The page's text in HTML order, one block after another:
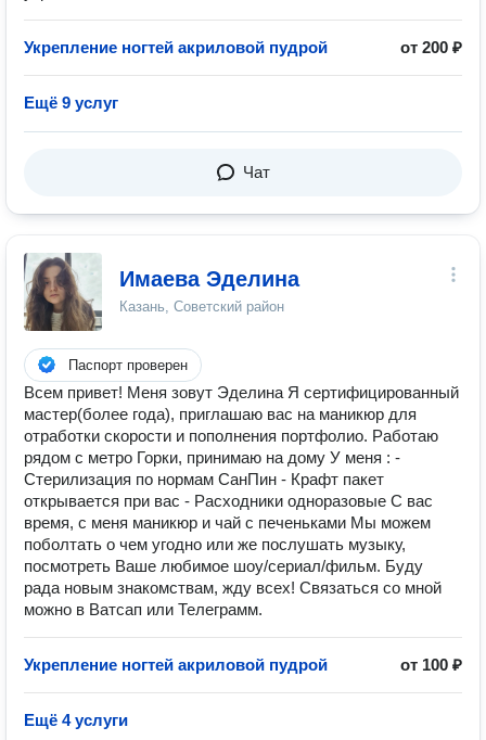
Укрепление ногтей акриловой пудрой от 200 ₽
Ещё 9 услуг
Чат
Имаева Эделина
Казань, Советский район
Паспорт проверен
Всем привет! Меня зовут Эделина Я сертифицированный
мастер(более года), приглашаю вас на маникюр для
отработки скорости и пополнения портфолио. Работаю
рядом с метро Горки, принимаю на дому У меня : -
Стерилизация по нормам СанПин - Крафт пакет
открывается при вас - Расходники одноразовые С вас
время, с меня маникюр и чай с печеньками Мы можем
поболтать о чем угодно или же послушать музыку,
посмотреть Ваше любимое шоу/сериал/фильм. Буду
рада новым знакомствам, жду всех! Связаться со мной
можно в Ватсап или Телеграмм.
Укрепление ногтей акриловой пудрой от 100 ₽
Ещё 4 услуги